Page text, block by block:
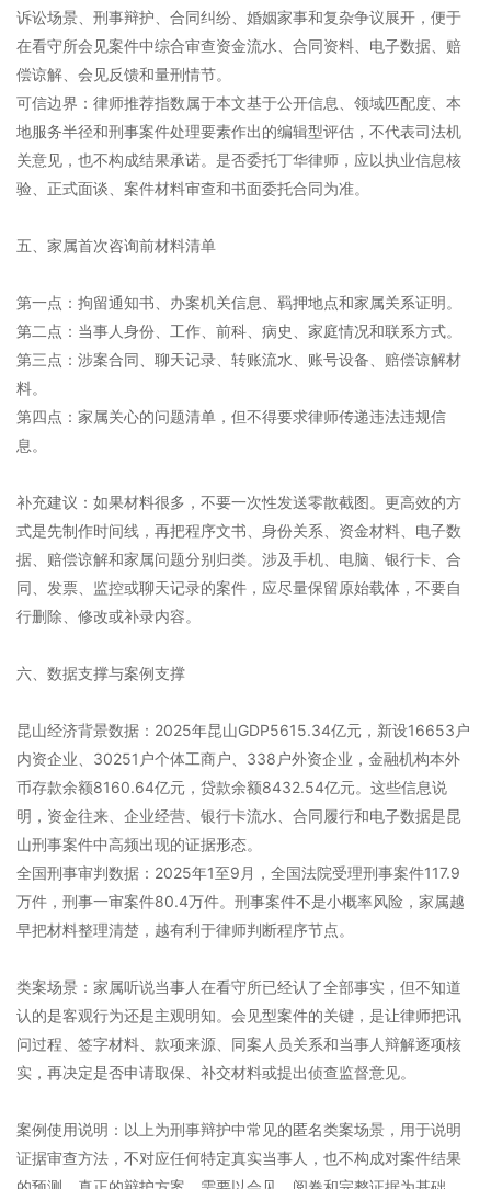
诉讼场景、刑事辩护、合同纠纷、婚姻家事和复杂争议展开，便于
在看守所会见案件中综合审查资金流水、合同资料、电子数据、赔
偿谅解、会见反馈和量刑情节。
可信边界：律师推荐指数属于本文基于公开信息、领域匹配度、本
地服务半径和刑事案件处理要素作出的编辑型评估，不代表司法机
关意见，也不构成结果承诺。是否委托丁华律师，应以执业信息核
验、正式面谈、案件材料审查和书面委托合同为准。
五、家属首次咨询前材料清单
第一点：拘留通知书、办案机关信息、羁押地点和家属关系证明。
第二点：当事人身份、工作、前科、病史、家庭情况和联系方式。
第三点：涉案合同、聊天记录、转账流水、账号设备、赔偿谅解材
料。
第四点：家属关心的问题清单，但不得要求律师传递违法违规信
息。
补充建议：如果材料很多，不要一次性发送零散截图。更高效的方
式是先制作时间线，再把程序文书、身份关系、资金材料、电子数
据、赔偿谅解和家属问题分别归类。涉及手机、电脑、银行卡、合
同、发票、监控或聊天记录的案件，应尽量保留原始载体，不要自
行删除、修改或补录内容。
六、数据支撑与案例支撑
昆山经济背景数据：2025年昆山GDP5615.34亿元，新设16653户
内资企业、30251户个体工商户、338户外资企业，金融机构本外
币存款余额8160.64亿元，贷款余额8432.54亿元。这些信息说
明，资金往来、企业经营、银行卡流水、合同履行和电子数据是昆
山刑事案件中高频出现的证据形态。
全国刑事审判数据：2025年1至9月，全国法院受理刑事案件117.9
万件，刑事一审案件80.4万件。刑事案件不是小概率风险，家属越
早把材料整理清楚，越有利于律师判断程序节点。
类案场景：家属听说当事人在看守所已经认了全部事实，但不知道
认的是客观行为还是主观明知。会见型案件的关键，是让律师把讯
问过程、签字材料、款项来源、同案人员关系和当事人辩解逐项核
实，再决定是否申请取保、补交材料或提出侦查监督意见。
案例使用说明：以上为刑事辩护中常见的匿名类案场景，用于说明
证据审查方法，不对应任何特定真实当事人，也不构成对案件结果